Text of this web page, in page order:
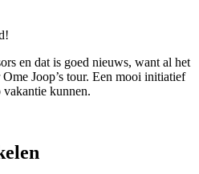
en dat is goed nieuws, want al het
Joop’s tour. Een mooi initiatief
kunnen.